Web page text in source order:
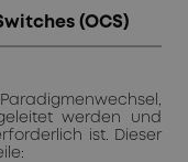
(OCS)
werden und
ist. Dieser